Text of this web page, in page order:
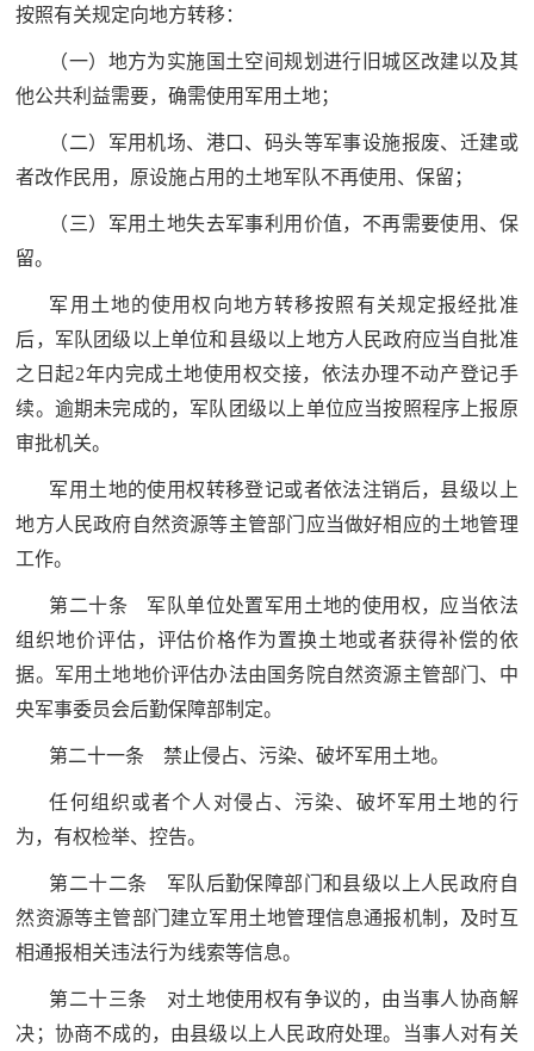
按照有关规定向地方转移：
（一）地方为实施国土空间规划进行旧城区改建以及其
他公共利益需要，确需使用军用土地；
（二）军用机场、港口、码头等军事设施报废、迁建或
者改作民用，原设施占用的土地军队不再使用、保留；
（三）军用土地失去军事利用价值，不再需要使用、保
留。
军用土地的使用权向地方转移按照有关规定报经批准
后，军队团级以上单位和县级以上地方人民政府应当自批准
之日起2年内完成土地使用权交接，依法办理不动产登记手
续。逾期未完成的，军队团级以上单位应当按照程序上报原
审批机关。
军用土地的使用权转移登记或者依法注销后，县级以上
地方人民政府自然资源等主管部门应当做好相应的土地管理
工作。
第二十条 军队单位处置军用土地的使用权，应当依法
组织地价评估，评估价格作为置换土地或者获得补偿的依
据。军用土地地价评估办法由国务院自然资源主管部门、中
央军事委员会后勤保障部制定。
第二十一条 禁止侵占、污染、破坏军用土地。
任何组织或者个人对侵占、污染、破坏军用土地的行
为，有权检举、控告。
第二十二条 军队后勤保障部门和县级以上人民政府自
然资源等主管部门建立军用土地管理信息通报机制，及时互
相通报相关违法行为线索等信息。
第二十三条 对土地使用权有争议的，由当事人协商解
决；协商不成的，由县级以上人民政府处理。当事人对有关